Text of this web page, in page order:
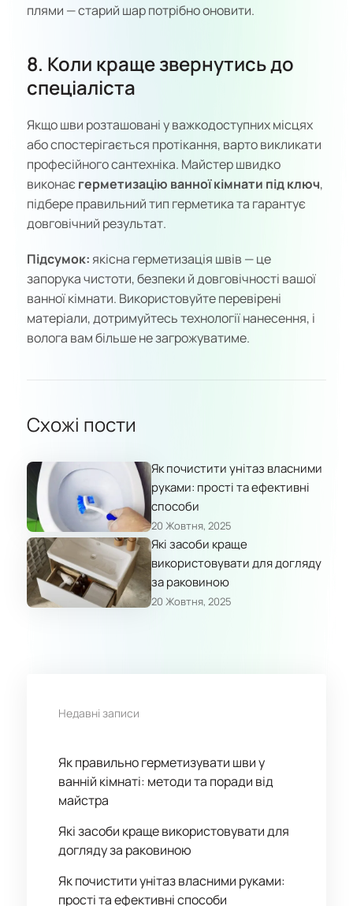
плями — старий шар потрібно оновити.
8. Коли краще звернутись до
спеціаліста
Якщо шви розташовані у важкодоступних місцях
або спостерігається протікання, варто викликати
професійного сантехніка. Майстер швидко
виконає герметизацію ванної кімнати під ключ,
підбере правильний тип герметика та гарантує
довговічний результат.
Підсумок: якісна герметизація швів — це
запорука чистоти, безпеки й довговічності вашої
ванної кімнати. Використовуйте перевірені
матеріали, дотримуйтесь технології нанесення, і
волога вам більше не загрожуватиме.
Схожі пости
Як почистити унітаз власними
руками: прості та ефективні
способи
20 Жовтня, 2025
Які засоби краще
використовувати для догляду
за раковиною
20 Жовтня, 2025
Недавні записи
Як правильно герметизувати шви у
ванній кімнаті: методи та поради від
майстра
Які засоби краще використовувати для
догляду за раковиною
Як почистити унітаз власними руками:
прості та ефективні способи